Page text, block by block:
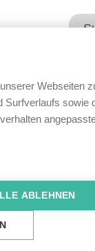
Landesfinale
Webseiten
Surfverlaufs sowie
ABLEHNEN